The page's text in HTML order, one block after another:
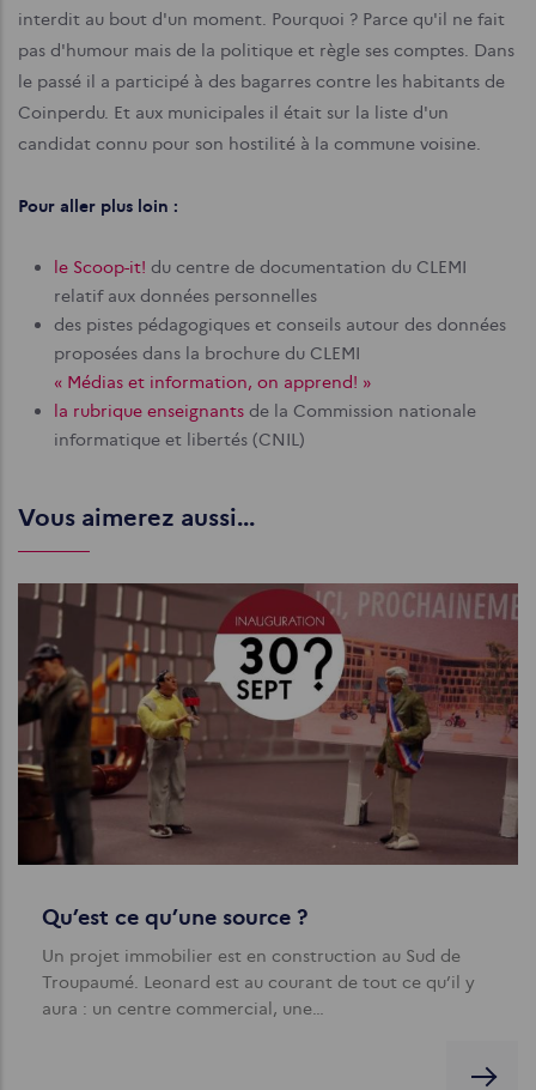
interdit au bout d'un moment. Pourquoi ? Parce qu'il ne fait
pas d'humour mais de la politique et règle ses comptes. Dans
le passé il a participé à des bagarres contre les habitants de
Coinperdu. Et aux municipales il était sur la liste d'un
candidat connu pour son hostilité à la commune voisine.
Pour aller plus loin :
le Scoop-it! du centre de documentation du CLEMI
relatif aux données personnelles
des pistes pédagogiques et conseils autour des données
proposées dans la brochure du CLEMI
« Médias et information, on apprend! »
la rubrique enseignants de la Commission nationale
informatique et libertés (CNIL)
Vous aimerez aussi...
Qu’est ce qu’une source ?
Un projet immobilier est en construction au Sud de
Troupaumé. Leonard est au courant de tout ce qu’il y
aura : un centre commercial, une…